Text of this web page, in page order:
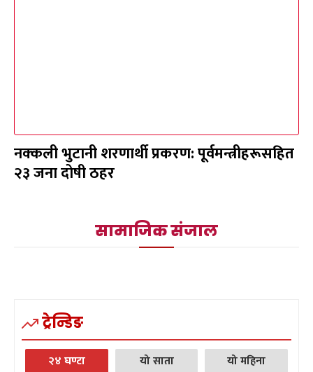
नक्कली भुटानी शरणार्थी प्रकरण: पूर्वमन्त्रीहरूसहित
२३ जना दोषी ठहर
सामाजिक संजाल
ट्रेन्डिङ
२४ घण्टा यो साता यो महिना